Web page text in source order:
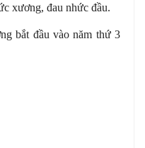
xương, đau nhức đầu.
bắt đầu vào năm thứ 3